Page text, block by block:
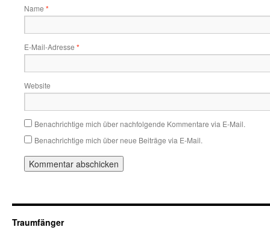
Name *
E-Mail-Adresse *
Website
Benachrichtige mich über nachfolgende Kommentare via E-Mail.
Benachrichtige mich über neue Beiträge via E-Mail.
Traumfänger